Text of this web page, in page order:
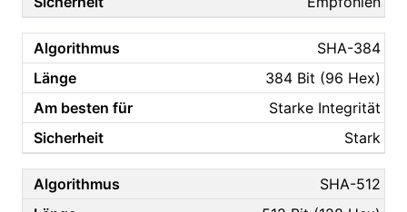
SHA-384
384 Bit (96 Hex)
Starke Integrität
Stark
SHA-512